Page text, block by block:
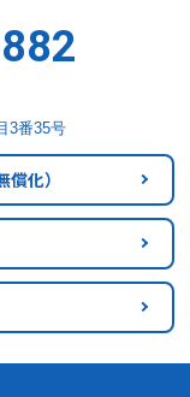
3番35号
償化）